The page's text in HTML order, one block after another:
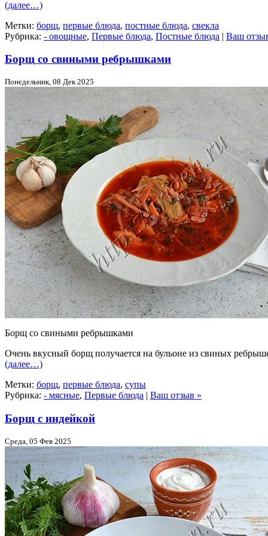
(далее…)
Метки: борщ, первые блюда, постные блюда, свекла
Рубрика: - овощные, Первые блюда, Постные блюда | Ваш
Борщ со свиными ребрышками
Понедельник, 08 Дек 2025
Борщ со свиными ребрышками
Очень вкусный борщ получается на бульоне из свиных
(далее…)
Метки: борщ, первые блюда, супы
Рубрика: - мясные, Первые блюда | Ваш отзыв »
Борщ с индейкой
Среда, 05 Фев 2025